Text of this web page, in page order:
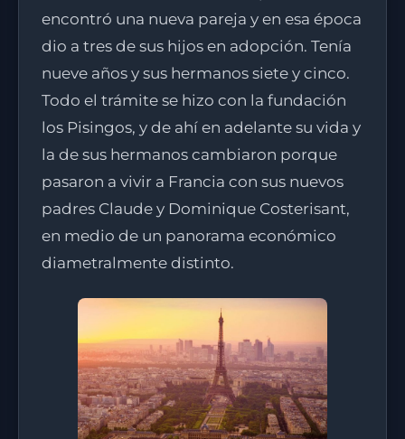
encontró una nueva pareja y en esa época
dio a tres de sus hijos en adopción. Tenía
nueve años y sus hermanos siete y cinco.
Todo el trámite se hizo con la fundación
los Pisingos, y de ahí en adelante su vida y
la de sus hermanos cambiaron porque
pasaron a vivir a Francia con sus nuevos
padres Claude y Dominique Costerisant,
en medio de un panorama económico
diametralmente distinto.